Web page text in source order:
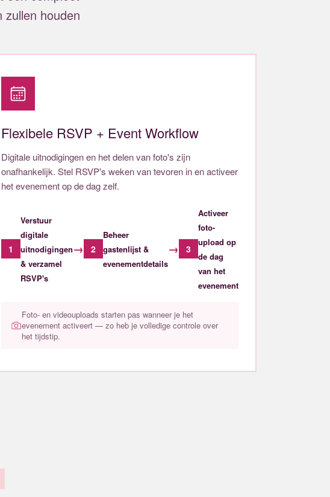
houden
Flexibele RSVP + Event Workflow
Digitale uitnodigingen en het delen van foto's zijn
onafhankelijk. Stel RSVP's weken van tevoren in en activeer
het evenement op de dag zelf.
1
Verstuur
digitale
uitnodigingen
& verzamel
RSVP's
→ 2
Beheer
gastenlijst &
evenementdetails
→ 3
Activeer
foto-
upload op
de dag
van het
evenement
Foto- en videouploads starten pas wanneer je het
evenement activeert — zo heb je volledige controle over
het tijdstip.